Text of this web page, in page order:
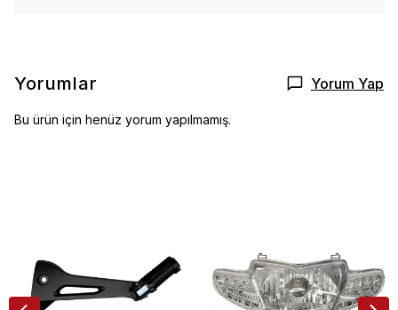
Yorumlar Yorum Yap
Bu ürün için henüz yorum yapılmamış.